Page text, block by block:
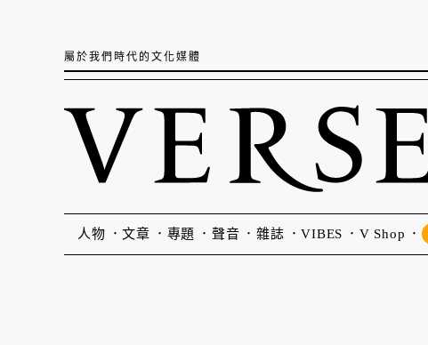
屬於我們時代的文化媒體
人物 文章 專題 聲音 雜誌 VIBES V Shop